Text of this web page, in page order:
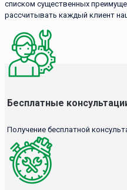
списком существенных
рассчитывать каждый клиент
Бесплатные
Получение бесплатной